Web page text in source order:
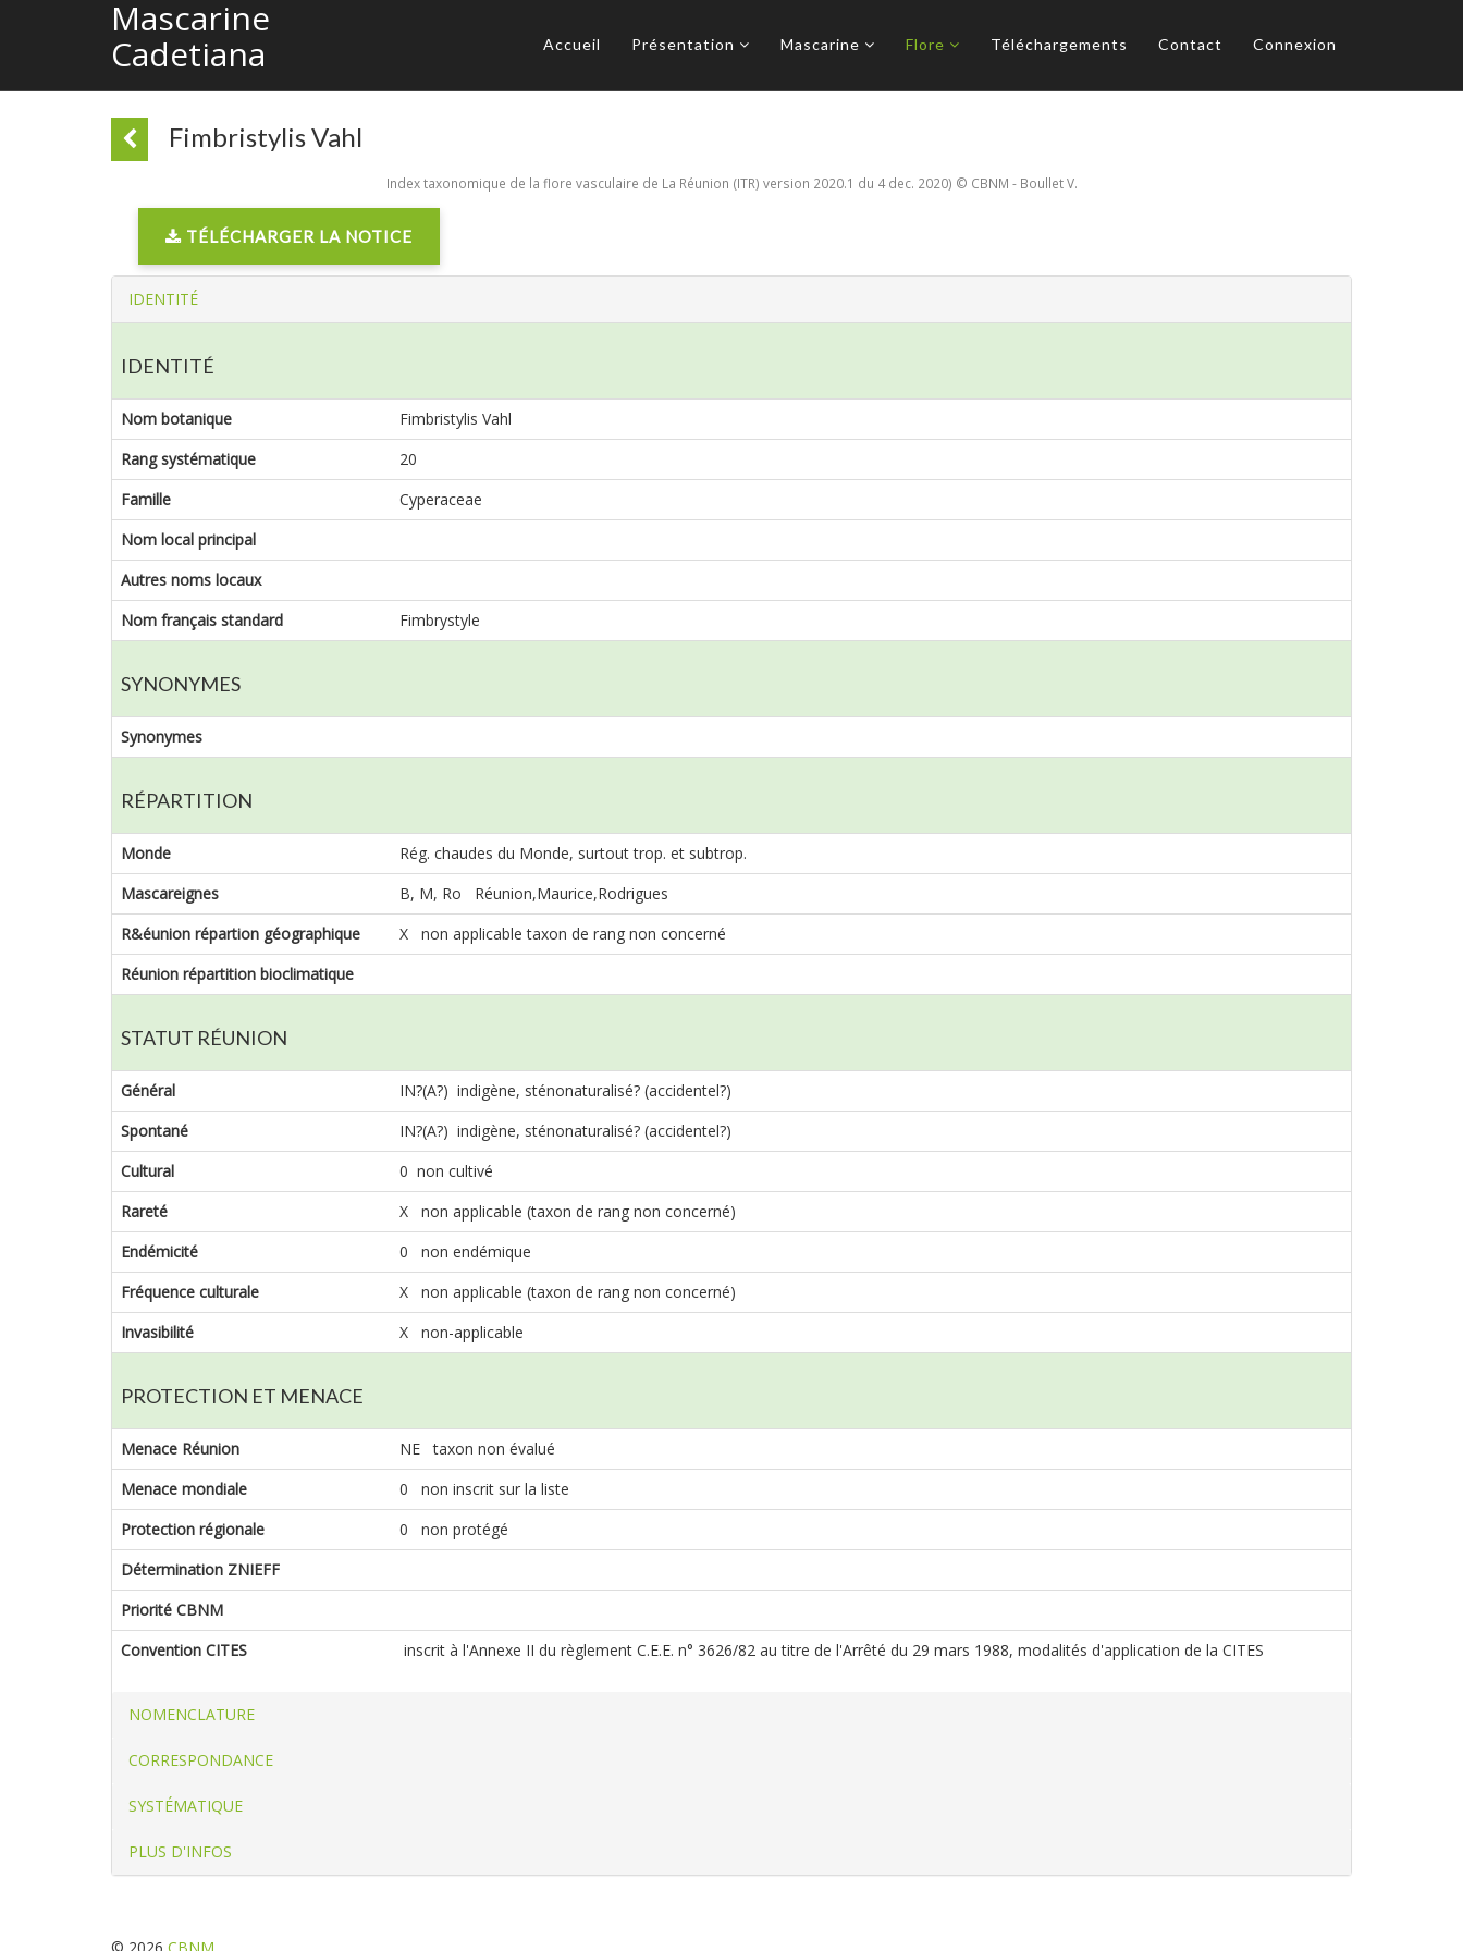
Mascarine
Cadetiana
Accueil Présentation Mascarine Flore Téléchargements Contact Connexion
Fimbristylis Vahl
Index taxonomique de la flore vasculaire de La Réunion (ITR) version 2020.1 du 4 dec. 2020) © CBNM - Boullet V.
TÉLÉCHARGER LA NOTICE
IDENTITÉ
IDENTITÉ
Nom botanique
Fimbristylis Vahl
Rang systématique
20
Famille
Cyperaceae
Nom local principal
Autres noms locaux
Nom français standard
Fimbrystyle
SYNONYMES
Synonymes
RÉPARTITION
Monde
Rég. chaudes du Monde, surtout trop. et subtrop.
Mascareignes
B, M, Ro Réunion,Maurice,Rodrigues
R&éunion répartion géographique
X non applicable taxon de rang non concerné
Réunion répartition bioclimatique
STATUT RÉUNION
Général
IN?(A?) indigène, sténonaturalisé? (accidentel?)
Spontané
IN?(A?) indigène, sténonaturalisé? (accidentel?)
Cultural
0 non cultivé
Rareté
X non applicable (taxon de rang non concerné)
Endémicité
0 non endémique
Fréquence culturale
X non applicable (taxon de rang non concerné)
Invasibilité
X non-applicable
PROTECTION ET MENACE
Menace Réunion
NE taxon non évalué
Menace mondiale
0 non inscrit sur la liste
Protection régionale
0 non protégé
Détermination ZNIEFF
Priorité CBNM
Convention CITES
inscrit à l'Annexe II du règlement C.E.E. n° 3626/82 au titre de l'Arrêté du 29 mars 1988, modalités d'application de la CITES
NOMENCLATURE
CORRESPONDANCE
SYSTÉMATIQUE
PLUS D'INFOS